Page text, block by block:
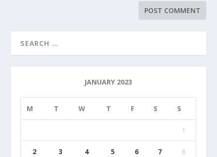
JANUARY 2023
M T W T F S S
1
2 3 4 5 6 7 8